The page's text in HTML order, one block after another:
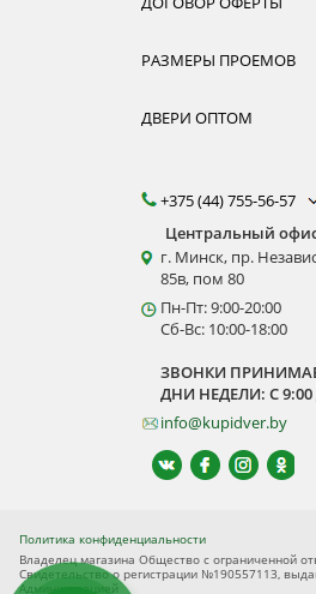
РАЗМЕРЫ ПРОЕМОВ
ДВЕРИ ОПТОМ
+375 (44) 755-56-57
Центральный
г. Минск, пр.
85в, пом 80
Пн-Пт: 9:00-20:00
Сб-Вс: 10:00-18:00
ЗВОНКИ
ДНИ НЕДЕЛИ: С 9:00
info@kupidver.by
Политика конфиденциальности
Владелец магазина Общество с ограниченной
Свидетельство о регистрации №190557113,
Администрацией